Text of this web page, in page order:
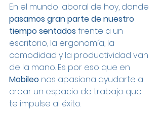
En el mundo laboral de hoy, donde
pasamos gran parte de nuestro
tiempo sentados frente a un
escritorio, la ergonomía, la
comodidad y la productividad van
de la mano. Es por eso que en
Mobileo nos apasiona ayudarte a
crear un espacio de trabajo que
te impulse al éxito.